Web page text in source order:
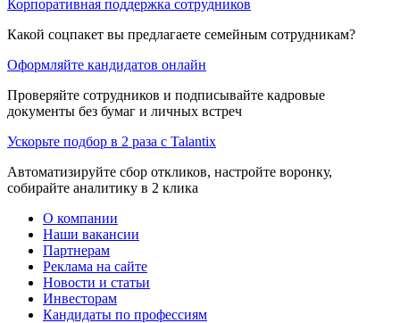
Корпоративная поддержка сотрудников
Какой соцпакет вы предлагаете семейным сотрудникам?
Оформляйте кандидатов онлайн
Проверяйте сотрудников и подписывайте кадровые
документы без бумаг и личных встреч
Ускорьте подбор в 2 раза с Talantix
Автоматизируйте сбор откликов, настройте воронку,
собирайте аналитику в 2 клика
О компании
Наши вакансии
Партнерам
Реклама на сайте
Новости и статьи
Инвесторам
Кандидаты по профессиям